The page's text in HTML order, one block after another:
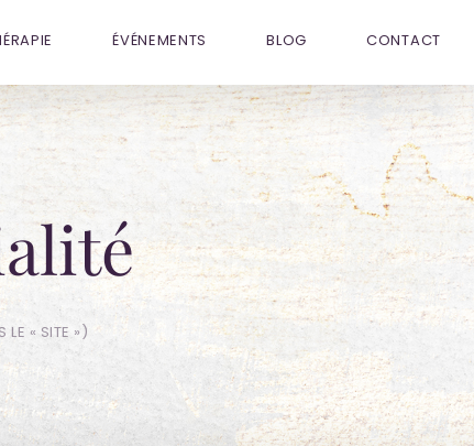
ÉVÉNEMENTS BLOG CONTACT
LE « SITE »)